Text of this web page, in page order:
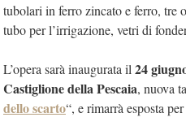
tubolari in ferro zincato e ferro, tre
tubo per l’irrigazione, vetri di
L’opera sarà inaugurata il 24
Castiglione della Pescaia, nuova
dello scarto“, e rimarrà esposta